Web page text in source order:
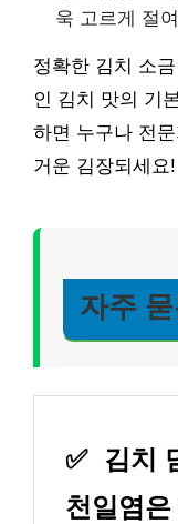
욱 고르게 절
정확한 김치 소
인 김치 맛의 기
하면 누구나 전
거운 김장되세요!
자주
✅ 김치
천일염